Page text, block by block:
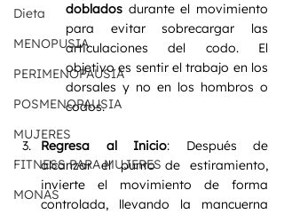
Dieta
MENOPUSIA
PERIMENOPAUSIA
POSMENOPAUSIA
MUJERES
FITNESS PARA MUJERES
MONAS
doblados durante el movimiento
para evitar sobrecargar las
articulaciones del codo. El
objetivo es sentir el trabajo en los
dorsales y no en los hombros o
codos.
Regresa al Inicio: Después de
alcanzar el punto de estiramiento,
invierte el movimiento de forma
controlada, llevando la mancuerna